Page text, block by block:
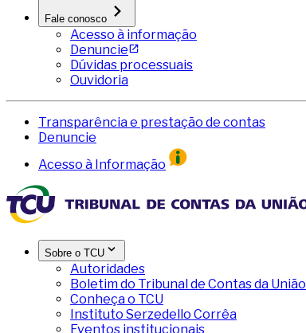
Fale conosco
Acesso à informação
Denuncie
Dúvidas processuais
Ouvidoria
Transparência e prestação de contas
Denuncie
Acesso à Informação
Sobre o TCU
Autoridades
Boletim do Tribunal de Contas da União
Conheça o TCU
Instituto Serzedello Corrêa
Eventos institucionais